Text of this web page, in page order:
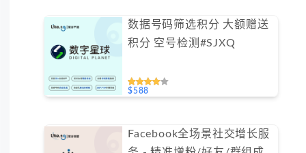
数据号码筛选积分 大额赠送
积分 空号检测#SJXQ
$588
Facebook全场景社交增长服